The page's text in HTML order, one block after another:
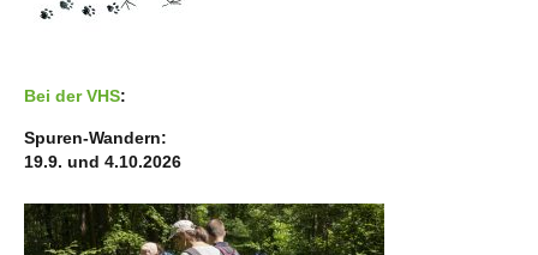
Bei der VHS:
Spuren-Wandern:
19.9. und 4.10.2026